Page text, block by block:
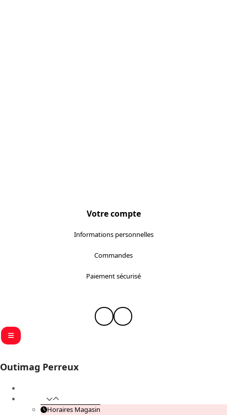
Votre compte
Informations personnelles
Commandes
Paiement sécurisé
InstagramFacebook
Outimag Perreux
Horaires Magasin